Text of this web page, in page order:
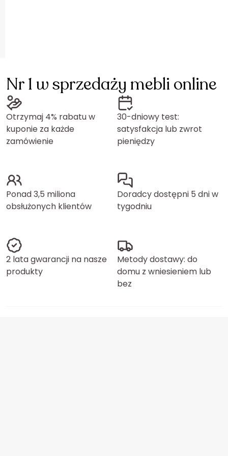
Nr 1 w sprzedaży mebli online
Otrzymaj 4% rabatu w
kuponie za każde
zamówienie
30-dniowy test:
satysfakcja lub zwrot
pieniędzy
Ponad 3,5 miliona
obsłużonych klientów
Doradcy dostępni 5 dni w
tygodniu
2 lata gwarancji na nasze
produkty
Metody dostawy: do
domu z wniesieniem lub
bez